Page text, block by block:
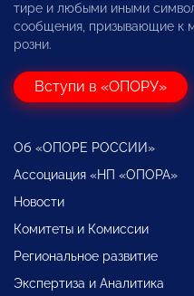
тире и любыми иными
сообщения, призывающие к
розни.
Вступи в «ОПОРУ»
Об «ОПОРЕ РОССИИ»
Ассоциация «НП «ОПОРА»
Новости
Комитеты и Комиссии
Региональное развитие
Экспертиза и Аналитика